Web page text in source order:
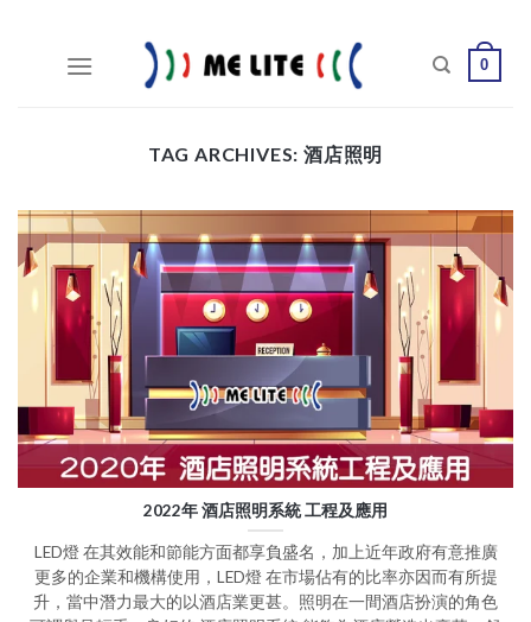
0
TAG ARCHIVES: 酒店照明
2022年 酒店照明系統 工程及應用
LED燈 在其效能和節能方面都享負盛名，加上近年政府有意推廣
更多的企業和機構使用，LED燈 在市場佔有的比率亦因而有所提
升，當中潛力最大的以酒店業更甚。照明在一間酒店扮演的角色